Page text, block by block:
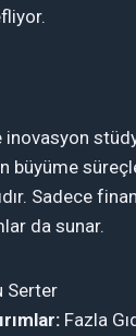
inovasyon
büyüme
Sadece
da sunar.
Serter
Fazla